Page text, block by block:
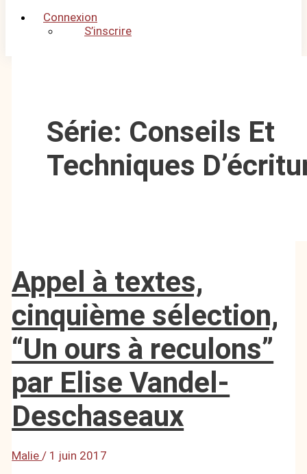
Connexion
S’inscrire
Série: Conseils Et
Techniques
Appel à textes,
cinquième sélection,
“Un ours à reculons”
par Elise Vandel-
Deschaseaux
Malie / 1 juin 2017